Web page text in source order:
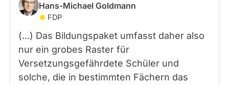
Hans-Michael Goldmann
FDP
(...) Das Bildungspaket umfasst daher also
nur ein grobes Raster für
Versetzungsgefährdete Schüler und
solche, die in bestimmten Fächern das